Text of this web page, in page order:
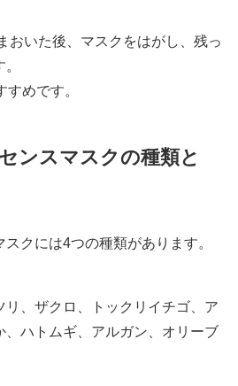
おいた後、マスクをはがし、残っ
めです。
ンスマスクの種類と
クには4つの種類があります。
リ、ザクロ、トックリイチゴ、ア
、ハトムギ、アルガン、オリーブ